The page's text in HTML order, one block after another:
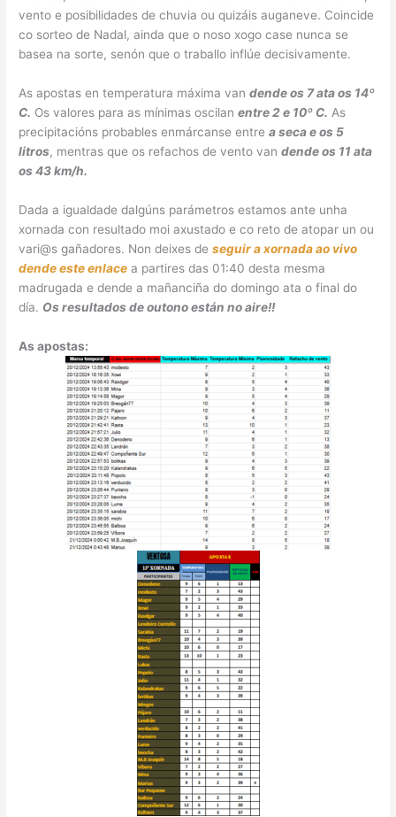
vento e posibilidades de chuvia ou quizáis auganeve. Coincide
co sorteo de Nadal, ainda que o noso xogo case nunca se
basea na sorte, senón que o traballo inflúe decisivamente.
As apostas en temperatura máxima vandende os 7 ata os 14º
C. Os valores para as mínimas oscilanentre 2 e 10º C. As
precipitacións probables enmárcanse entrea seca e os 5
litros, mentras que os refachos de vento vandende os 11 ata
os 43 km/h.
Dada a igualdade dalgúns parámetros estamos ante unha
xornada con resultado moi axustado e co reto de atopar un ou
vari@s gañadores. Non deixes deseguir a xornada ao vivo
dende este enlace a partires das 01:40 desta mesma
madrugada e dende a mañanciña do domingo ata o final do
día. Os resultados de outono están no aire!!
As apostas: